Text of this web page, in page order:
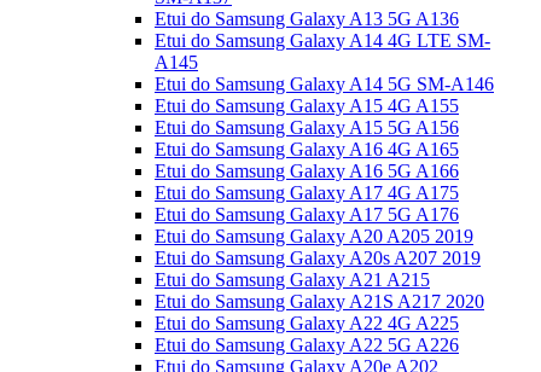
Etui do Samsung Galaxy A13 5G A136
Etui do Samsung Galaxy A14 4G LTE SM-
A145
Etui do Samsung Galaxy A14 5G SM-A146
Etui do Samsung Galaxy A15 4G A155
Etui do Samsung Galaxy A15 5G A156
Etui do Samsung Galaxy A16 4G A165
Etui do Samsung Galaxy A16 5G A166
Etui do Samsung Galaxy A17 4G A175
Etui do Samsung Galaxy A17 5G A176
Etui do Samsung Galaxy A20 A205 2019
Etui do Samsung Galaxy A20s A207 2019
Etui do Samsung Galaxy A21 A215
Etui do Samsung Galaxy A21S A217 2020
Etui do Samsung Galaxy A22 4G A225
Etui do Samsung Galaxy A22 5G A226
Etui do Samsung Galaxy A20e A202